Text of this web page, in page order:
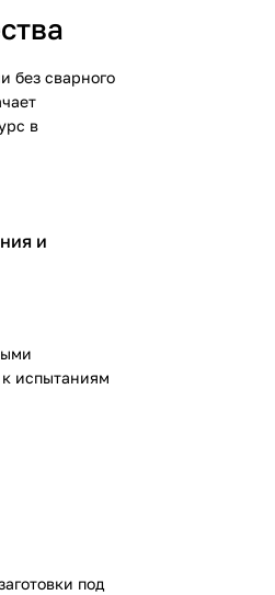
без сварного
в
и
испытаниям
под